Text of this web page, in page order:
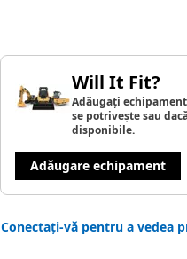
Will It Fit?
Adăugați
se potrivește sau
disponibile.
Adăugare echipament
Conectați-vă pentru a vedea